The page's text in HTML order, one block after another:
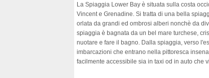
La Spiaggia Lower Bay è situata sulla costa
Vincent e Grenadine. Si tratta di una bella
orlata da grandi ed ombrosi alberi nonchè da
spiaggia è bagnata da un bel mare turchese,
nuotare e fare il bagno. Dalla spiaggia, verso
imbarcazioni che entrano nella pittoresca
facilmente accessibile sia in taxi od in auto che